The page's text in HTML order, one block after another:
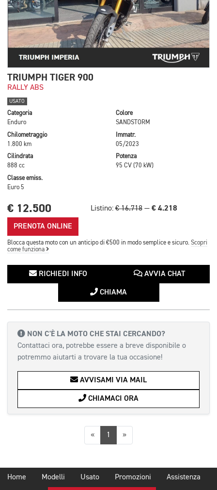
TRIUMPH TIGER 900
RALLY ABS
USATO
Categoria
Enduro
Colore
SANDSTORM
Chilometraggio
1.800 km
Immatr.
05/2023
Cilindrata
888 cc
Potenza
95 CV (70 kW)
Classe emiss.
Euro 5
€ 12.500 Listino:€ 16.718 — € 4.218
PRENOTA ONLINE
Blocca questa moto con un anticipo di €500 in modo semplice e sicuro. Scopri
come funziona
RICHIEDI INFO AVVIA CHAT
CHIAMA
NON C'È LA MOTO CHE STAI CERCANDO?
Contattaci ora, potrebbe essere a breve disponibile o
potremmo aiutarti a trovare la tua occasione!
AVVISAMI VIA MAIL
CHIAMACI ORA
«Precedente
1 »Successiva
Home Modelli Usato Promozioni Assistenza